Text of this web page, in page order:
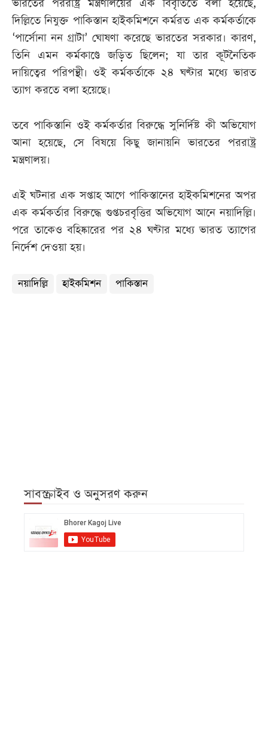
ভারতের পররাষ্ট্র মন্ত্রণালয়ের এক বিবৃতিতে বলা হয়েছে,
দিল্লিতে নিযুক্ত পাকিস্তান হাইকমিশনে কর্মরত এক কর্মকর্তাকে
‘পার্সোনা নন গ্রাটা’ ঘোষণা করেছে ভারতের সরকার। কারণ,
তিনি এমন কর্মকাণ্ডে জড়িত ছিলেন; যা তার কূটনৈতিক
দায়িত্বের পরিপন্থী। ওই কর্মকর্তাকে ২৪ ঘণ্টার মধ্যে ভারত
ত্যাগ করতে বলা হয়েছে।
তবে পাকিস্তানি ওই কর্মকর্তার বিরুদ্ধে সুনির্দিষ্ট কী অভিযোগ
আনা হয়েছে, সে বিষয়ে কিছু জানায়নি ভারতের পররাষ্ট্র
মন্ত্রণালয়।
এই ঘটনার এক সপ্তাহ আগে পাকিস্তানের হাইকমিশনের অপর
এক কর্মকর্তার বিরুদ্ধে গুপ্তচরবৃত্তির অভিযোগ আনে নয়াদিল্লি।
পরে তাকেও বহিষ্কারের পর ২৪ ঘণ্টার মধ্যে ভারত ত্যাগের
নির্দেশ দেওয়া হয়।
নয়াদিল্লি হাইকমিশন পাকিস্তান
সাবস্ক্রাইব ও অনুসরণ করুন